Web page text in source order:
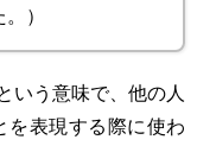
）
いう意味で、他の人
表現する際に使わ